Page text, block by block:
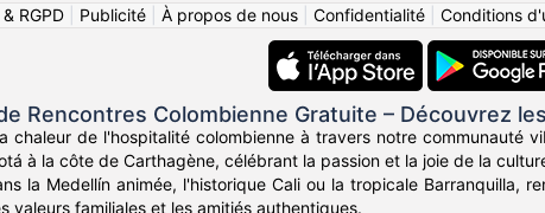
RGPD| Publicité| À propos de nous| Confidentialité| Conditions
Rencontres Colombienne Gratuite – Découvrez
chaleur de l'hospitalité colombienne à travers notre communauté
à la côte de Carthagène, célébrant la passion et la joie de la
la Medellín animée, l'historique Cali ou la tropicale Barranquilla,
valeurs familiales et les amitiés authentiques.